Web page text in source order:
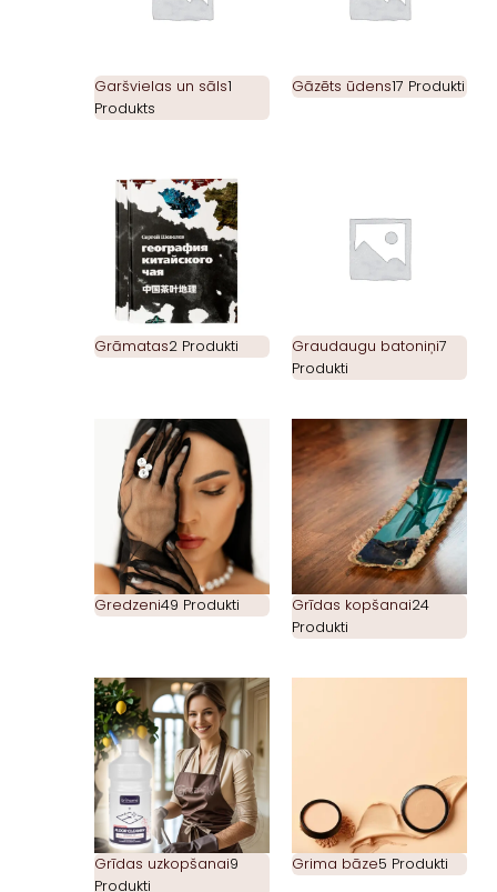
Garšvielas un sāls1
Produkts
Gāzēts ūdens17 Produkti
Grāmatas2 Produkti Graudaugu batoniņi7
Produkti
Gredzeni49 Produkti Grīdas kopšanai24
Produkti
Grīdas uzkopšanai9
Produkti
Grima bāze5 Produkti